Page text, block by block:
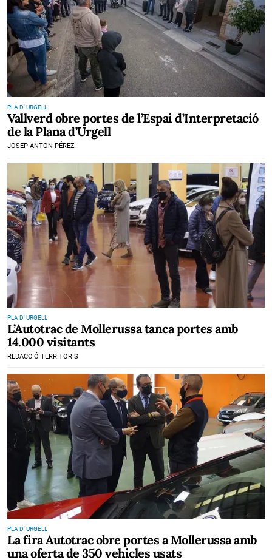
PLA D' URGELL
Vallverd obre portes de l’Espai d’Interpretació
de la Plana d’Urgell
JOSEP ANTON PÉREZ
PLA D' URGELL
L’Autotrac de Mollerussa tanca portes amb
14.000 visitants
REDACCIÓ TERRITORIS
PLA D' URGELL
La fira Autotrac obre portes a Mollerussa amb
una oferta de 350 vehicles usats